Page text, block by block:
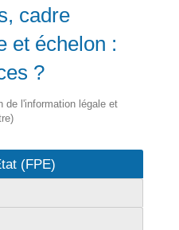
cadre
et échelon :
?
de l'information légale et
(FPE)